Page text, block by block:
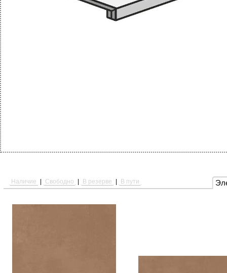
Наличие Свободно В резерве В пути